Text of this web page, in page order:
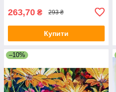
263,70 ₴ 293 ₴
Купити
–10%